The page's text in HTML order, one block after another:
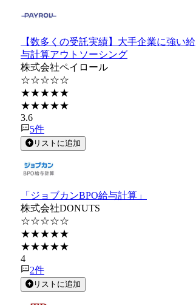
【数多くの受託実績】大手企業に強い給
与計算アウトソーシング
株式会社ペイロール
☆☆☆☆☆
★★★★★
★★★★★
3.6
5件
リストに追加
「ジョブカンBPO給与計算」
株式会社DONUTS
☆☆☆☆☆
★★★★★
★★★★★
4
2件
リストに追加